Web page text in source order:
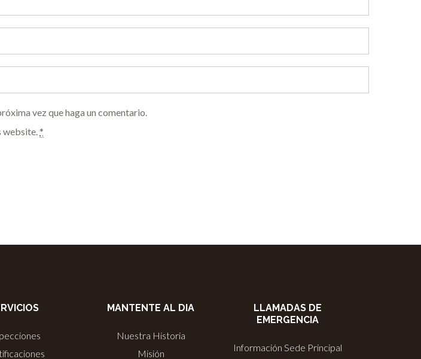
vez que haga un comentario.
website.*
MANTENTE AL DIA
Nuestra Historia
Misión
LLAMADAS DE
EMERGENCIA
Información Sede Principal